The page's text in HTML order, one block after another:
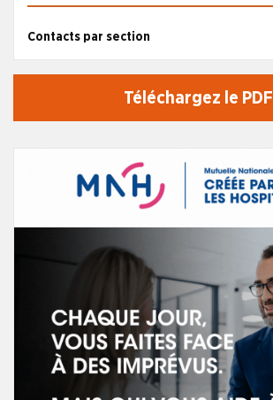
Contacts par section
Téléchargez le PDF